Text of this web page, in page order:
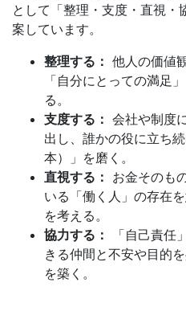
として「整理・支度・直視
案しています。
整理する： 他人の価値
「自分にとっての満足
る。
支度する： 会社や制度
出し、誰かの役に立ち
本）」を磨く。
直視する： お金そのも
いる「働く人」の存在
を考える。
協力する：
「自己責任
きる仲間と不安や目的
を築く。